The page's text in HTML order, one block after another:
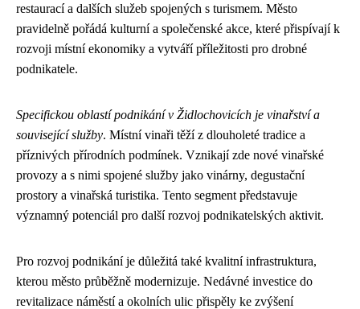
restaurací a dalších služeb spojených s turismem. Město
pravidelně pořádá kulturní a společenské akce, které přispívají k
rozvoji místní ekonomiky a vytváří příležitosti pro drobné
podnikatele.
Specifickou oblastí podnikání v Židlochovicích je vinařství a
související služby. Místní vinaři těží z dlouholeté tradice a
příznivých přírodních podmínek. Vznikají zde nové vinařské
provozy a s nimi spojené služby jako vinárny, degustační
prostory a vinařská turistika. Tento segment představuje
významný potenciál pro další rozvoj podnikatelských aktivit.
Pro rozvoj podnikání je důležitá také kvalitní infrastruktura,
kterou město průběžně modernizuje. Nedávné investice do
revitalizace náměstí a okolních ulic přispěly ke zvýšení